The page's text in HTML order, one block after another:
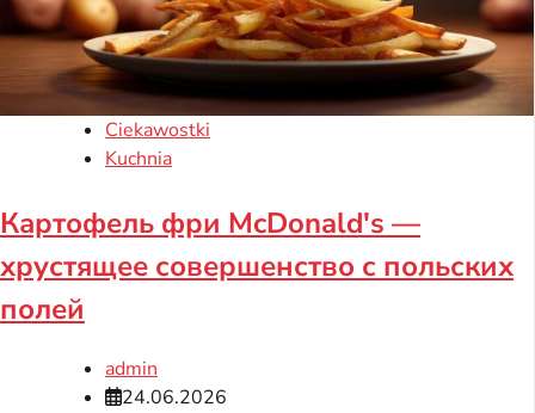
Ciekawostki
Kuchnia
Картофель фри McDonald's —
хрустящее совершенство с польских
полей
admin
24.06.2026